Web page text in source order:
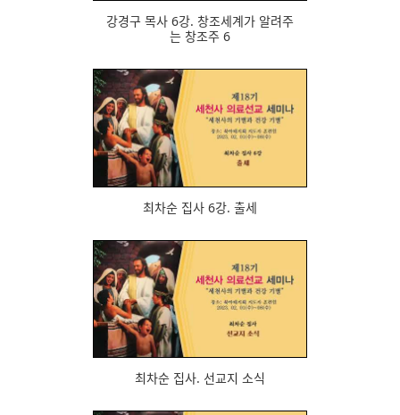
강경구 목사 6강. 창조세계가 알려주
는 창조주 6
643
최차순 집사 6강. 출세
569
최차순 집사. 선교지 소식